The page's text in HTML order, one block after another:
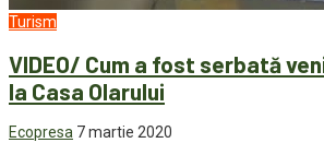
Turism
VIDEO/ Cum a fost serbată
la Casa Olarului
Ecopresa 7 martie 2020